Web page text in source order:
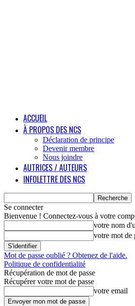
ACCUEIL
À PROPOS DES NCS
Déclaration de principe
Devenir membre
Nous joindre
AUTRICES / AUTEURS
INFOLETTRE DES NCS
Se connecter
Bienvenue ! Connectez-vous à votre
votre nom
votre mot de
Mot de passe oublié ? Obtenez de l'aide.
Politique de confidentialité
Récupération de mot de passe
Récupérer votre mot de passe
votre email